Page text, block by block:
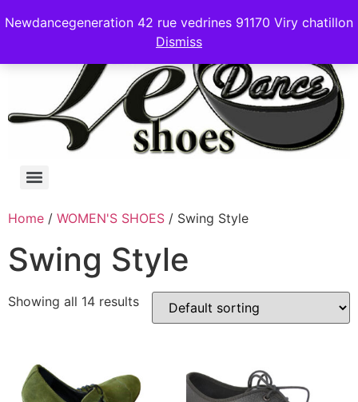
Newdancegeneration 42 rue vedrines 91170 Viry chatillon
Dismiss
Home / WOMEN'S SHOES / Swing Style
Swing Style
Showing all 14 results